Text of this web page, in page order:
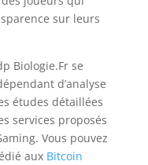
sur leurs
Biologie.Fr se
d’analyse
études détaillées
services proposés
Vous pouvez
aux Bitcoin